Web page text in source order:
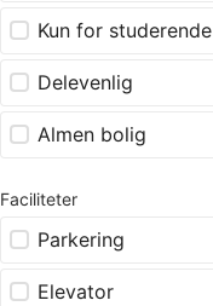
Kun for studerende
Delevenlig
Almen bolig
Faciliteter
Parkering
Elevator